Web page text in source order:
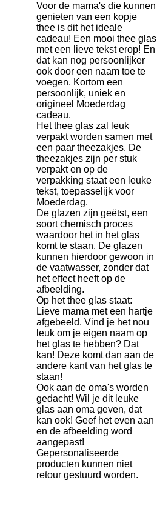
Voor de mama's die kunnen
genieten van een kopje
thee is dit het ideale
cadeau! Een mooi thee glas
met een lieve tekst erop! En
dat kan nog persoonlijker
ook door een naam toe te
voegen. Kortom een
persoonlijk, uniek en
origineel Moederdag
cadeau.
Het thee glas zal leuk
verpakt worden samen met
een paar theezakjes. De
theezakjes zijn per stuk
verpakt en op de
verpakking staat een leuke
tekst, toepasselijk voor
Moederdag.
De glazen zijn geëtst, een
soort chemisch proces
waardoor het in het glas
komt te staan. De glazen
kunnen hierdoor gewoon in
de vaatwasser, zonder dat
het effect heeft op de
afbeelding.
Op het thee glas staat:
Lieve mama met een hartje
afgebeeld. Vind je het nou
leuk om je eigen naam op
het glas te hebben? Dat
kan! Deze komt dan aan de
andere kant van het glas te
staan!
Ook aan de oma's worden
gedacht! Wil je dit leuke
glas aan oma geven, dat
kan ook! Geef het even aan
en de afbeelding word
aangepast!
Gepersonaliseerde
producten kunnen niet
retour gestuurd worden.